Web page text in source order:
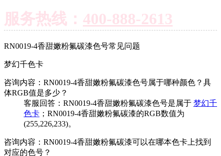
服务热线： 400-888-2613
RN0019-4香甜嫩粉氟碳漆色号常见问题
梦幻千色卡
咨询内容：RN0019-4香甜嫩粉氟碳漆色号属于哪种颜色？具
体RGB值是多少？
客服回答：RN0019-4香甜嫩粉氟碳漆色号是属于 梦幻千
色卡 ；RN0019-4香甜嫩粉氟碳漆的RGB数值为
(255,226,233)。
咨询内容：RN0019-4香甜嫩粉氟碳漆可以在哪本色卡上找到
对应的色号？